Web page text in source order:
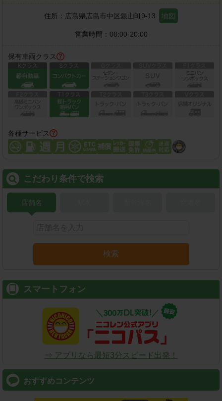
住所： 広島県広島市中区銀山町9-13 地図
営業時間： 08:00-20:00
保有車両クラス
各種サービス
こだわり条件で検索
店舗名
検索
スマートフォン
⇒ アプリなら最短3分スピード出発！
おすすめコンテンツ